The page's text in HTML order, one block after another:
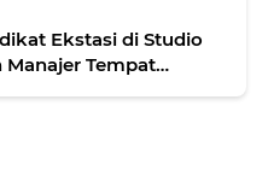
Ekstasi di Studio
Manajer Tempat